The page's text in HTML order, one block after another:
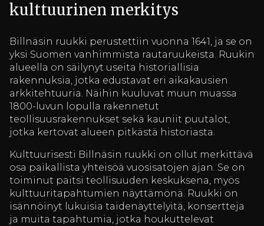
kulttuurinen merkitys
Billnäsin ruukki perustettiin vuonna 1641, ja se on
yksi Suomen vanhimmista rautaruukeista. Ruukin
alueella on säilynyt useita historiallisia
rakennuksia, jotka edustavat eri aikakausien
arkkitehtuuria. Näihin kuuluvat muun muassa
1800-luvun lopulla rakennetut
teollisuusrakennukset sekä kauniit puutalot,
jotka kertovat alueen pitkästä historiasta.
Kulttuurisesti Billnäsin ruukki on ollut merkittävä
osa paikallista yhteisöä vuosisatojen ajan. Se on
toiminut paitsi teollisuuden keskuksena, myös
kulttuuritapahtumien näyttämönä. Ruukki on
isännöinyt lukuisia taidenäyttelyitä, konsertteja
ja muita tapahtumia, jotka houkuttelevat